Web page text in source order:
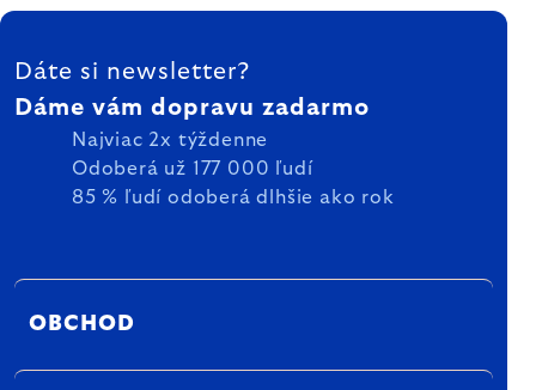
ZÁPÄTIE
Dáte si newsletter?
Dáme vám dopravu zadarmo
Najviac 2x týždenne
Odoberá už 177 000 ľudí
85 % ľudí odoberá dlhšie ako rok
OBCHOD